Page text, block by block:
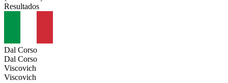
Resultados
Dal Corso
Dal Corso
Viscovich
Viscovich